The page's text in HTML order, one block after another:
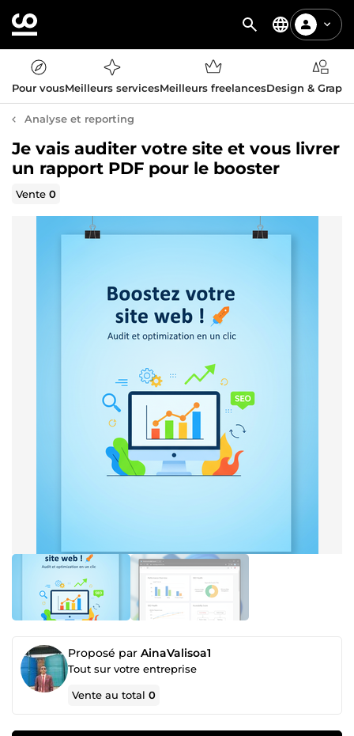
Pour vousMeilleurs servicesMeilleurs freelancesDesign &
Analyse et reporting
Je vais auditer votre site et vous livrer
un rapport PDF pour le booster
Vente0
Proposé par AinaValisoa1
Tout sur votre entreprise
Vente au total0